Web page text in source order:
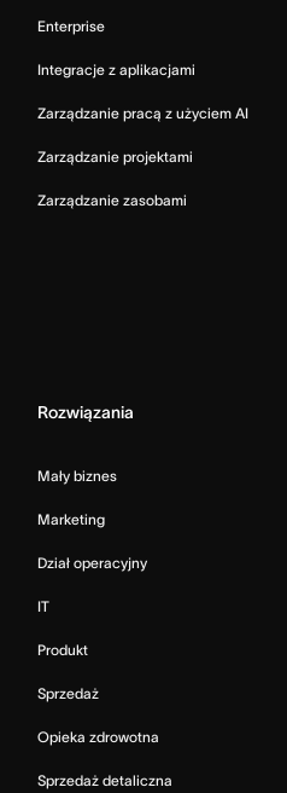
Enterprise
Integracje z aplikacjami
Zarządzanie pracą z użyciem AI
Zarządzanie projektami
Zarządzanie zasobami
Rozwiązania
Mały biznes
Marketing
Dział operacyjny
IT
Produkt
Sprzedaż
Opieka zdrowotna
Sprzedaż detaliczna